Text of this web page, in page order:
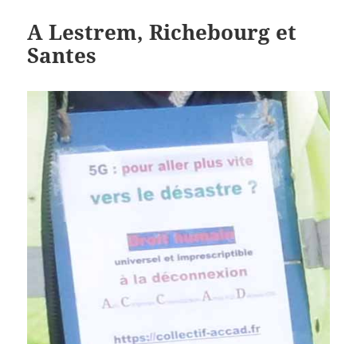
A Lestrem, Richebourg et
Santes